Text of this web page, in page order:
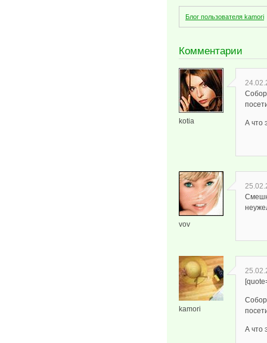
Блог пользователя kamori
Комментарии
kotia
Собор
А что
vov
kamori
Собор
А что